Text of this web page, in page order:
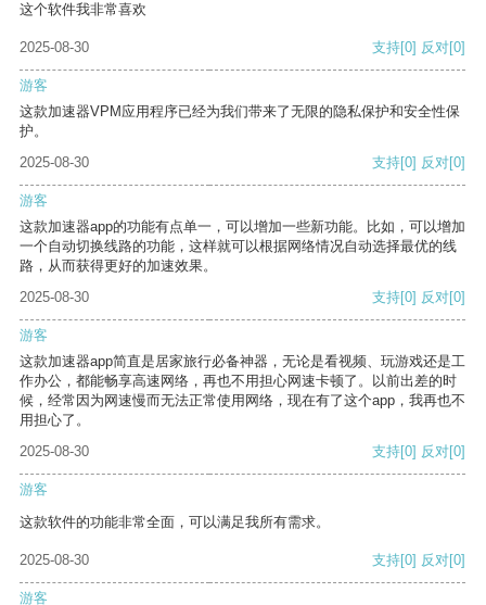
这个软件我非常喜欢
2025-08-30 支持[0] 反对[0]
游客
这款加速器VPM应用程序已经为我们带来了无限的隐私保护和安全性保
护。
2025-08-30
支持[0] 反对[0]
游客
这款加速器app的功能有点单一，可以增加一些新功能。比如，可以增加
一个自动切换线路的功能，这样就可以根据网络情况自动选择最优的线
路，从而获得更好的加速效果。
2025-08-30
支持[0] 反对[0]
游客
这款加速器app简直是居家旅行必备神器，无论是看视频、玩游戏还是工
作办公，都能畅享高速网络，再也不用担心网速卡顿了。以前出差的时
候，经常因为网速慢而无法正常使用网络，现在有了这个app，我再也不
用担心了。
2025-08-30
支持[0] 反对[0]
游客
这款软件的功能非常全面，可以满足我所有需求。
2025-08-30 支持[0] 反对[0]
游客